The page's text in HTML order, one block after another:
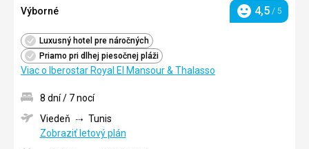
Výborné
Hodnotenie
4,5 / 5
Luxusný hotel pre náročných
Priamo pri dlhej piesočnej pláži
Viac o Iberostar Royal El Mansour & Thalasso
8 dní / 7 nocí
Viedeň
Tunis
Zobraziť letový plán